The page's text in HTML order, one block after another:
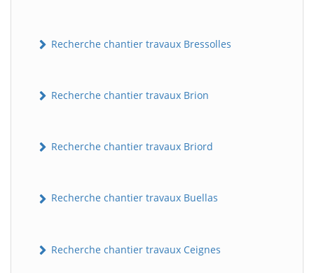
Recherche chantier travaux Bressolles
Recherche chantier travaux Brion
Recherche chantier travaux Briord
Recherche chantier travaux Buellas
Recherche chantier travaux Ceignes